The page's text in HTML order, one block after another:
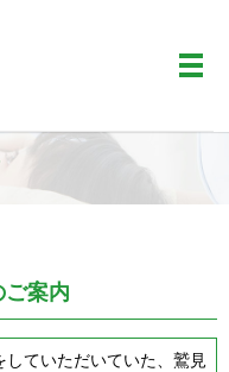
メ
案内
していただいていた、鷲見